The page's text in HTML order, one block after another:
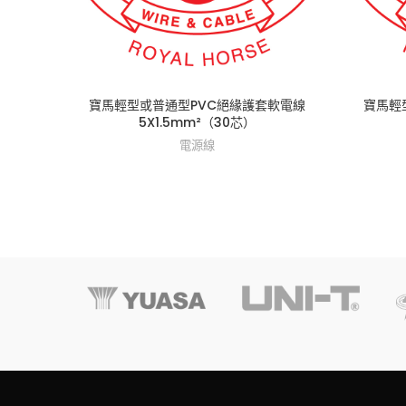
寶馬輕型或普通型PVC絕緣護套軟電線
5X1.5mm²（30芯）
電源線
寶馬輕